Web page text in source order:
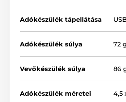
korrekció
rezgés és
köszönhetően alkalmas az
LED megvilágítás funkciónak
éjszakai használat során is
Adókészülék tápellátása
Adókészülék súlya 72 g
Vevőkészülék súlya 86
Adókészülék méretei 4,5